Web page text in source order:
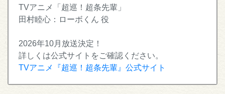
TVアニメ「超巡！超条先輩」
田村睦心：ローボくん 役
2026年10月放送決定！
詳しくは公式サイトをご確認ください。
TVアニメ『超巡！超条先輩』公式サイト